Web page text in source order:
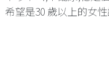
希望是30 歲以上的女